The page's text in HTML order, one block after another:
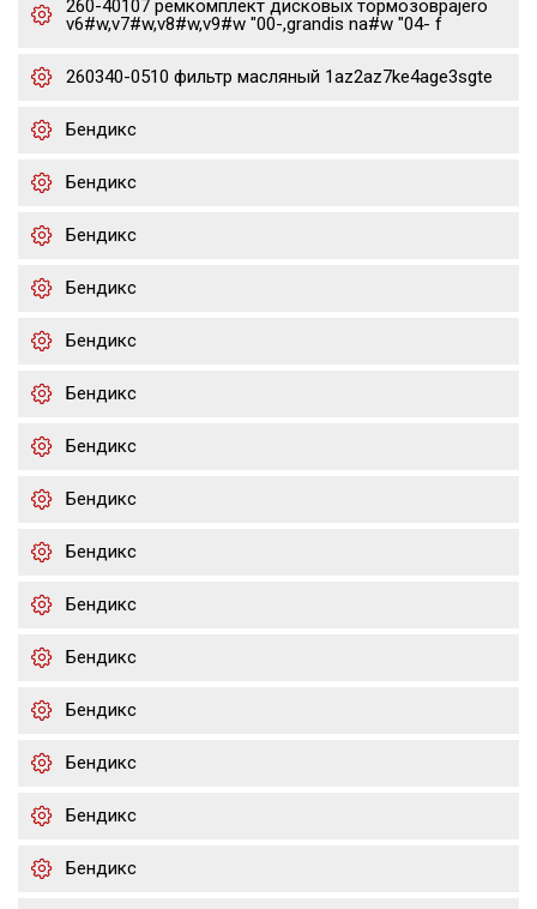
260-40107 ремкомплект дисковых тормозовpajero
v6#w,v7#w,v8#w,v9#w "00-,grandis na#w "04- f
260340-0510 фильтр масляный 1az2az7ke4age3sgte
Бендикс
Бендикс
Бендикс
Бендикс
Бендикс
Бендикс
Бендикс
Бендикс
Бендикс
Бендикс
Бендикс
Бендикс
Бендикс
Бендикс
Бендикс